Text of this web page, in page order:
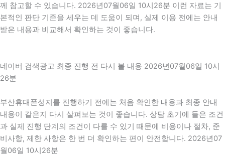
께 참고할 수 있습니다. 2026년07월06일 10시26분 이런 자료는 기
본적인 판단 기준을 세우는 데 도움이 되며, 실제 이용 전에는 안내
받은 내용과 비교해서 확인하는 것이 좋습니다.
네이버 검색광고 최종 진행 전 다시 볼 내용 2026년07월06일 10시
26분
부산휴대폰성지를 진행하기 전에는 처음 확인한 내용과 최종 안내
내용이 같은지 다시 살펴보는 것이 좋습니다. 상담 초기에 들은 조건
과 실제 진행 단계의 조건이 다를 수 있기 때문에 비용이나 절차, 준
비사항, 제한 사항은 한 번 더 확인하는 편이 안전합니다. 2026년07
월06일 10시26분